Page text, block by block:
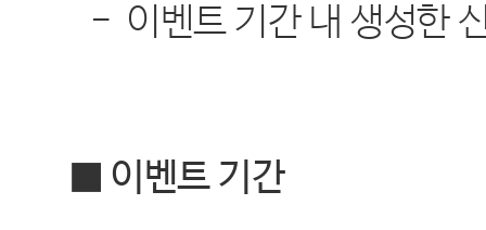
- 이벤트 기간 내 생성한
■ 이벤트 기간